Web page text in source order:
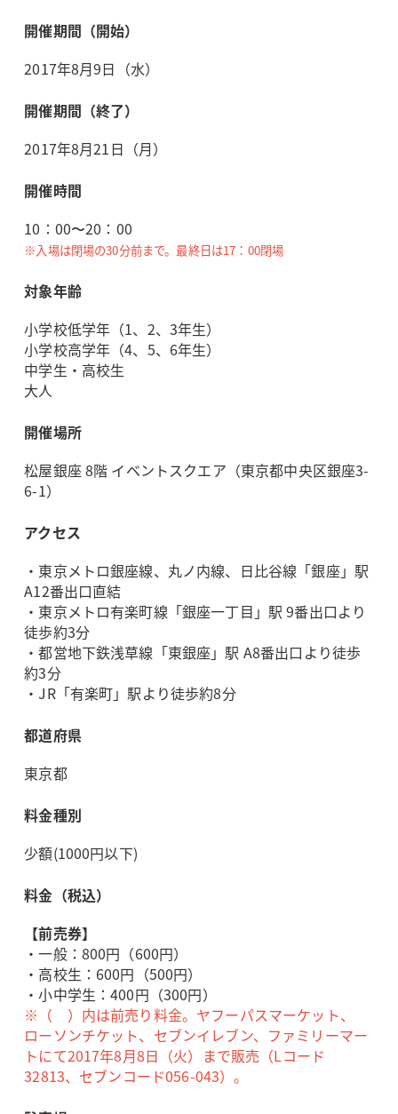
開催期間（開始）
2017年8月9日（水）
開催期間（終了）
2017年8月21日（月）
開催時間
10：00〜20：00
※入場は閉場の30分前まで。最終日は17：00閉場
対象年齢
小学校低学年（1、2、3年生）
小学校高学年（4、5、6年生）
中学生・高校生
大人
開催場所
松屋銀座 8階 イベントスクエア（東京都中央区銀座3-
6-1）
アクセス
・東京メトロ銀座線、丸ノ内線、日比谷線「銀座」駅
A12番出口直結
・東京メトロ有楽町線「銀座一丁目」駅 9番出口より
徒歩約3分
・都営地下鉄浅草線「東銀座」駅 A8番出口より徒歩
約3分
・JR「有楽町」駅より徒歩約8分
都道府県
東京都
料金種別
少額(1000円以下)
料金（税込）
【前売券】
・一般：800円（600円）
・高校生：600円（500円）
・小中学生：400円（300円）
※（ ）内は前売り料金。ヤフーパスマーケット、
ローソンチケット、セブンイレブン、ファミリーマー
トにて2017年8月8日（火）まで販売（Lコード
32813、セブンコード056-043）。